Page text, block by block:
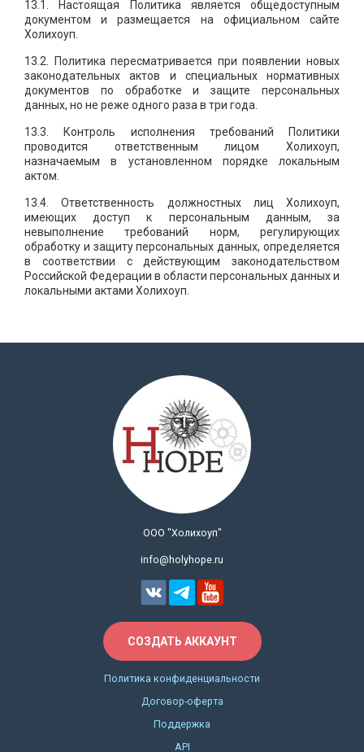
13.1. Настоящая Политика является общедоступным
документом и размещается на официальном сайте
Холихоуп.
13.2. Политика пересматривается при появлении новых
законодательных актов и специальных нормативных
документов по обработке и защите персональных
данных, но не реже одного раза в три года.
13.3. Контроль исполнения требований Политики
проводится ответственным лицом Холихоуп,
назначаемым в установленном порядке локальным
актом.
13.4. Ответственность должностных лиц Холихоуп,
имеющих доступ к персональным данным, за
невыполнение требований норм, регулирующих
обработку и защиту персональных данных, определяется
в соответствии с действующим законодательством
Российской Федерации в области персональных данных и
локальными актами Холихоуп.
ООО "Холихоуп"
info@holyhope.ru
СОЗДАТЬ АККАУНТ
Политика конфиденциальности
Договор-оферта
Поддержка
API